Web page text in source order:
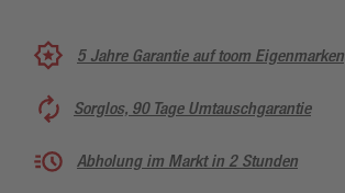
5 Jahre Garantie auf toom Eigenmarken
Sorglos, 90 Tage Umtauschgarantie
Abholung im Markt in 2 Stunden